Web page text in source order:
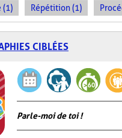
(1) Répétition (1)
CIBLÉES
Parle-moi de toi !